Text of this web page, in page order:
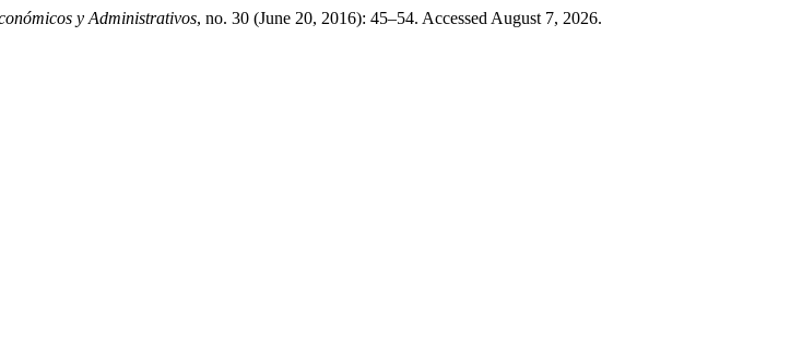
y Administrativos, no. 30 (June 20, 2016): 45–54. Accessed August 7, 2026.